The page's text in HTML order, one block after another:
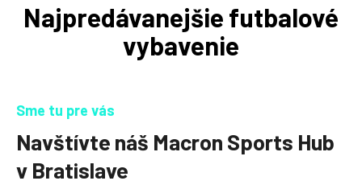
Najpredávanejšie futbalové
vybavenie
Sme tu pre vás
Navštívte náš Macron Sports Hub
v Bratislave